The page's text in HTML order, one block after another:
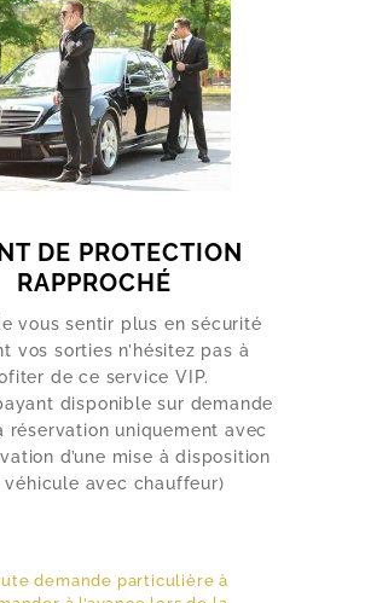
DE PROTECTION
RAPPROCHÉ
vous sentir plus en sécurité
vos sorties n’hésitez pas à
de ce service VIP.
disponible sur demande
réservation uniquement avec
d’une mise à disposition
véhicule avec chauffeur)
demande particulière à